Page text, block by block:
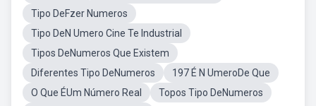
Tipo DeFzer Numeros
Tipo DeN Umero Cine Te Industrial
Tipos DeNumeros Que Existem
Diferentes Tipo DeNumeros
197 É N UmeroDe Que
O Que ÉUm Número Real
Topos Tipo DeNumeros